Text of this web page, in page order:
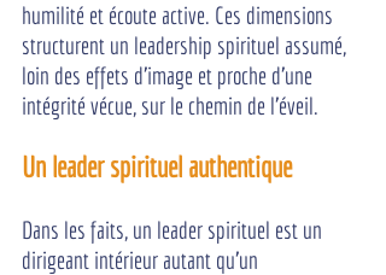
humilité et écoute active. Ces dimensions
structurent un leadership spirituel assumé,
loin des effets d'image et proche d'une
intégrité vécue, sur le chemin de l'éveil.
Un leader spirituel authentique
Dans les faits, un leader spirituel est un
dirigeant intérieur autant qu'un